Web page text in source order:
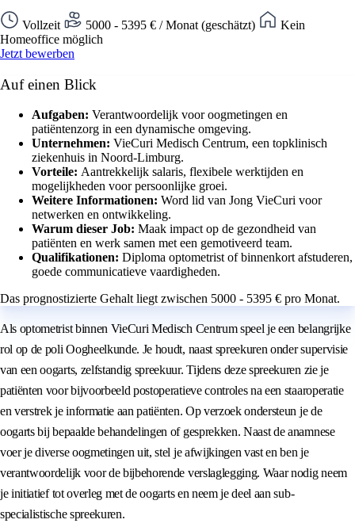
Vollzeit 5000 - 5395 € / Monat (geschätzt)
Kein
Homeoffice möglich
Jetzt bewerben
Auf einen Blick
Aufgaben: Verantwoordelijk voor oogmetingen en
patiëntenzorg in een dynamische omgeving.
Unternehmen: VieCuri Medisch Centrum, een topklinisch
ziekenhuis in Noord-Limburg.
Vorteile: Aantrekkelijk salaris, flexibele werktijden en
mogelijkheden voor persoonlijke groei.
Weitere Informationen: Word lid van Jong VieCuri voor
netwerken en ontwikkeling.
Warum dieser Job: Maak impact op de gezondheid van
patiënten en werk samen met een gemotiveerd team.
Qualifikationen: Diploma optometrist of binnenkort afstuderen,
goede communicatieve vaardigheden.
Das prognostizierte Gehalt liegt zwischen 5000 - 5395 € pro Monat.
Als optometrist binnen VieCuri Medisch Centrum speel je een belangrijke
rol op de poli Oogheelkunde. Je houdt, naast spreekuren onder supervisie
van een oogarts, zelfstandig spreekuur. Tijdens deze spreekuren zie je
patiënten voor bijvoorbeeld postoperatieve controles na een staaroperatie
en verstrek je informatie aan patiënten. Op verzoek ondersteun je de
oogarts bij bepaalde behandelingen of gesprekken. Naast de anamnese
voer je diverse oogmetingen uit, stel je afwijkingen vast en ben je
verantwoordelijk voor de bijbehorende verslaglegging. Waar nodig neem
je initiatief tot overleg met de oogarts en neem je deel aan sub-
specialistische spreekuren.